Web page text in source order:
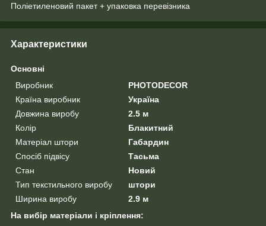
Поліетиленовий пакет + упаковка перевізника
Характеристики
Основні
Виробник
PHOTODECOR
Країна виробник
Україна
Довжина виробу
2.5 м
Колір
Блакитний
Матеріал штори
Габардин
Спосіб підвісу
Тасьма
Стан
Новий
Тип текстильного виробу
штори
Ширина виробу
2.9 м
На вибір матеріали і кріплення: